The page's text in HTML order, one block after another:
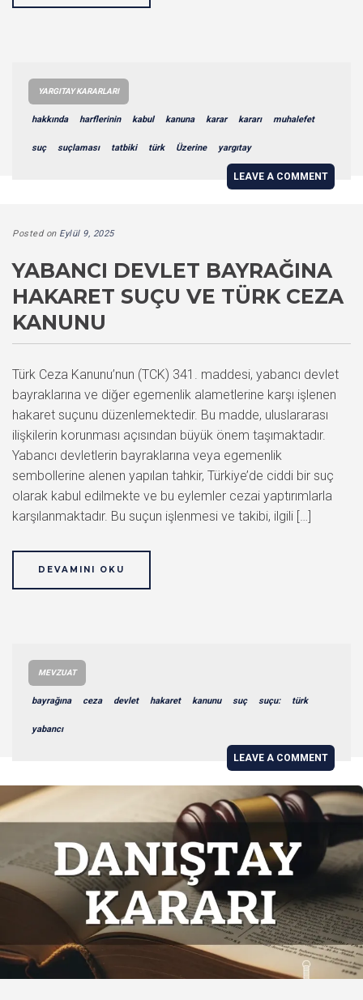
YARGITAY KARARLARI
hakkında harflerinin kabul kanuna karar kararı muhalefet
suç suçlaması tatbiki türk Üzerine yargıtay
LEAVE A COMMENT
Posted on Eylül 9, 2025
YABANCI DEVLET BAYRAĞINA
HAKARET SUÇU VE TÜRK CEZA
KANUNU
Türk Ceza Kanunu’nun (TCK) 341. maddesi, yabancı devlet
bayraklarına ve diğer egemenlik alametlerine karşı işlenen
hakaret suçunu düzenlemektedir. Bu madde, uluslararası
ilişkilerin korunması açısından büyük önem taşımaktadır.
Yabancı devletlerin bayraklarına veya egemenlik
sembollerine alenen yapılan tahkir, Türkiye’de ciddi bir suç
olarak kabul edilmekte ve bu eylemler cezai yaptırımlarla
karşılanmaktadır. Bu suçun işlenmesi ve takibi, ilgili […]
DEVAMINI OKU
MEVZUAT
bayrağına ceza devlet hakaret kanunu suç suçu: türk
yabancı
LEAVE A COMMENT